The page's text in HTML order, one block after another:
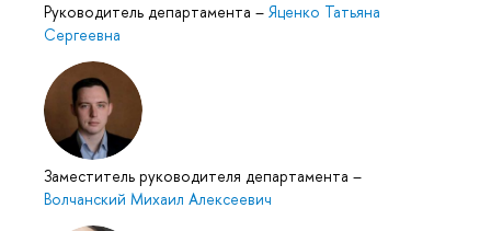
Руководитель департамента – Яценко Татьяна
Сергеевна
Заместитель руководителя департамента –
Волчанский Михаил Алексеевич